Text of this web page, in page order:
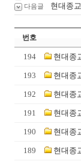
다음글 현대종
번호
194 현대종
193 현대종
192 현대종
191 현대종
190 현대종
189 현대종